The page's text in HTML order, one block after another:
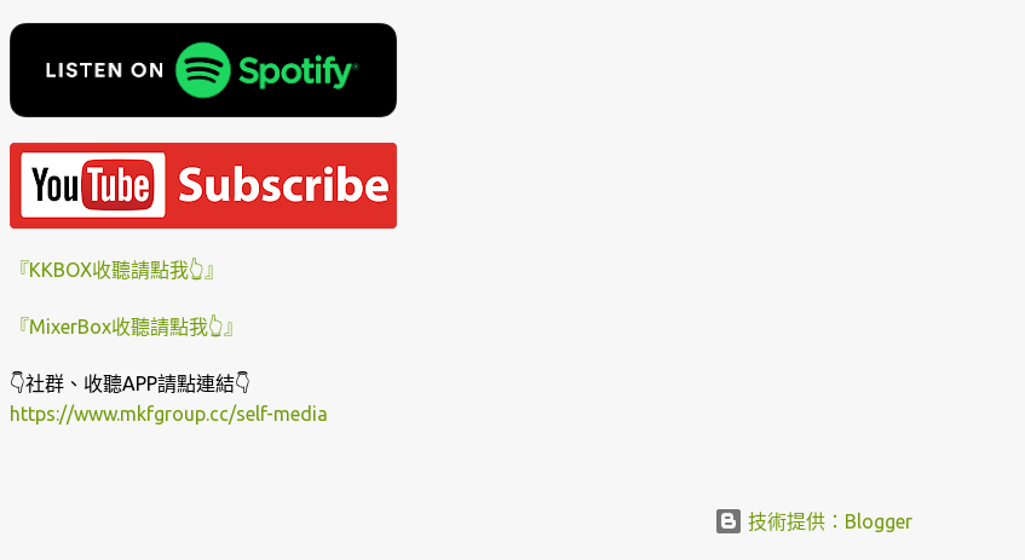
『KKBOX收聽請點我👆』
『MixerBox收聽請點我👆』
👇社群、收聽APP請點連結👇
https://www.mkfgroup.cc/self-media
技術提供：Blogger